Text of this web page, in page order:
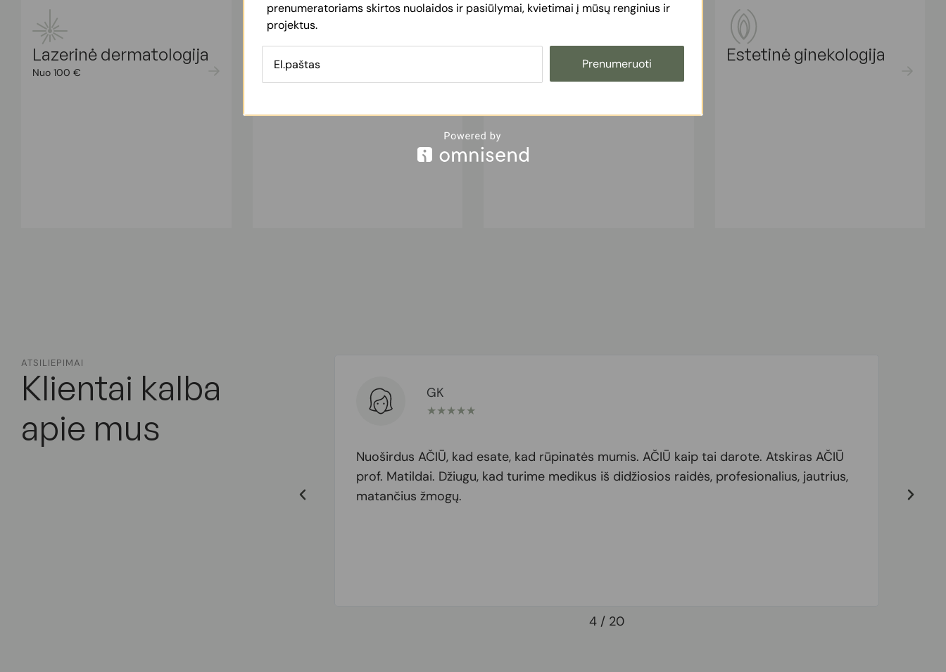
Lazerinė dermatologija
Nuo 100 €
Plaukų šalinimas lazeriu Estetinė dermatologija Estetinė ginekologija
ATSILIEPIMAI
Klientai kalba
apie mus
GK
★★★★★
Nuoširdus AČIŪ, kad esate, kad rūpinatės mumis. AČIŪ kaip tai darote. Atskiras AČIŪ
prof. Matildai. Džiugu, kad turime medikus iš didžiosios raidės, profesionalius, jautrius,
matančius žmogų.
met
4 / 20
prenumeratoriams skirtos nuolaidos ir pasiūlymai, kvietimai į mūsų renginius ir
projektus.
Prenumeruoti